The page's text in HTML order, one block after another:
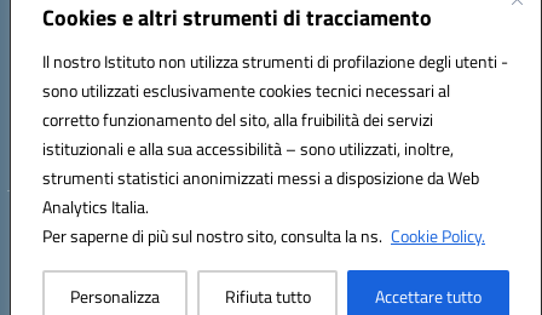
Cookies e altri strumenti di tracciamento
Il nostro Istituto non utilizza strumenti di profilazione degli utenti -
sono utilizzati esclusivamente cookies tecnici necessari al
corretto funzionamento del sito, alla fruibilità dei servizi
istituzionali e alla sua accessibilità – sono utilizzati, inoltre,
strumenti statistici anonimizzati messi a disposizione da Web
Analytics Italia.
Per saperne di più sul nostro sito, consulta la ns. Cookie Policy.
Personalizza Rifiuta tutto Accettare tutto
Corso Roma, 1 71100 FOGGIA (FG)
Codice meccanografico: FGPM03000E
Mail: FGPM03000E@istruzione.it - PEC:
FGPM03000E@pec.istruzione.it
Codice fiscale: 80002240713
Hosting & Powered by 3D Solution S.r.l.
Concept & Design by Designers Italia